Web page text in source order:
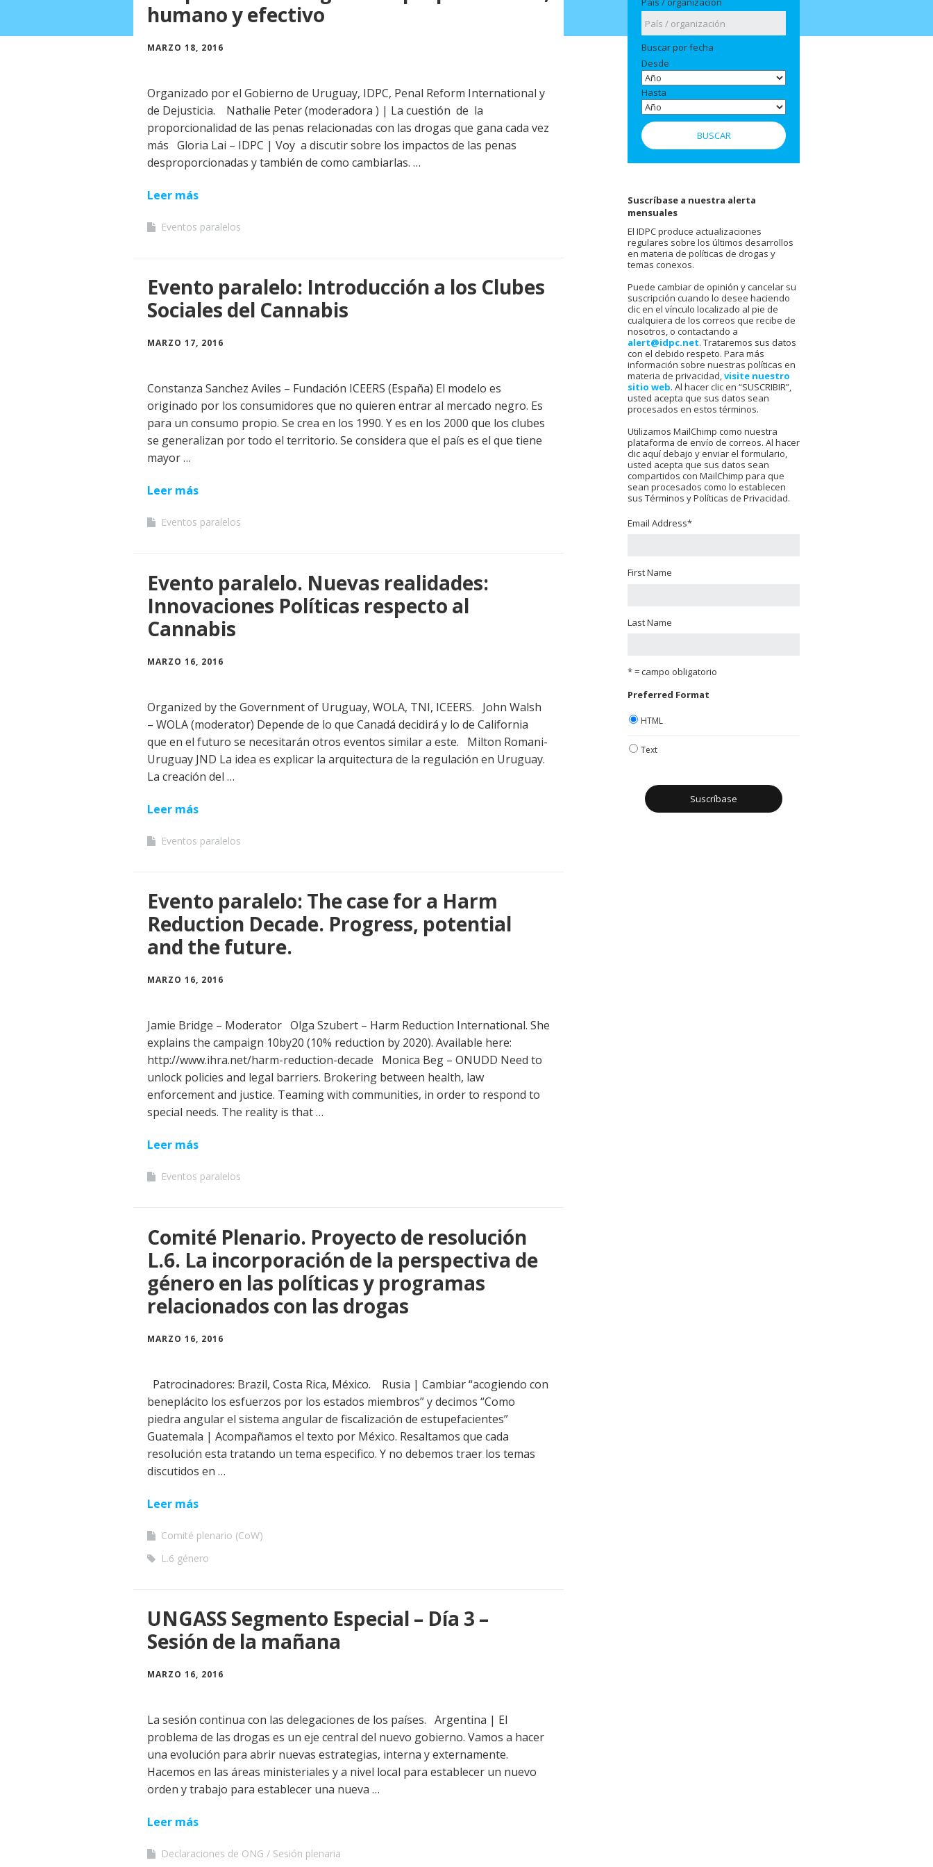
humano y efectivo
MARZO 18, 2016
Organizado por el Gobierno de Uruguay, IDPC, Penal Reform International y
de Dejusticia. Nathalie Peter (moderadora ) | La cuestión de la
proporcionalidad de las penas relacionadas con las drogas que gana cada vez
más Gloria Lai – IDPC | Voy a discutir sobre los impactos de las penas
desproporcionadas y también de como cambiarlas. …
Leer más
Eventos paralelos
Evento paralelo: Introducción a los Clubes
Sociales del Cannabis
MARZO 17, 2016
Constanza Sanchez Aviles – Fundación ICEERS (España) El modelo es
originado por los consumidores que no quieren entrar al mercado negro. Es
para un consumo propio. Se crea en los 1990. Y es en los 2000 que los clubes
se generalizan por todo el territorio. Se considera que el país es el que tiene
mayor …
Leer más
Eventos paralelos
Evento paralelo. Nuevas realidades:
Innovaciones Políticas respecto al
Cannabis
MARZO 16, 2016
Organized by the Government of Uruguay, WOLA, TNI, ICEERS. John Walsh
– WOLA (moderator) Depende de lo que Canadá decidirá y lo de California
que en el futuro se necesitarán otros eventos similar a este. Milton Romani-
Uruguay JND La idea es explicar la arquitectura de la regulación en Uruguay.
La creación del …
Leer más
Eventos paralelos
Evento paralelo: The case for a Harm
Reduction Decade. Progress, potential
and the future.
MARZO 16, 2016
Jamie Bridge – Moderator Olga Szubert – Harm Reduction International. She
explains the campaign 10by20 (10% reduction by 2020). Available here:
http://www.ihra.net/harm-reduction-decade Monica Beg – ONUDD Need to
unlock policies and legal barriers. Brokering between health, law
enforcement and justice. Teaming with communities, in order to respond to
special needs. The reality is that …
Leer más
Eventos paralelos
Comité Plenario. Proyecto de resolución
L.6. La incorporación de la perspectiva de
género en las políticas y programas
relacionados con las drogas
MARZO 16, 2016
Patrocinadores: Brazil, Costa Rica, México. Rusia | Cambiar “acogiendo con
beneplácito los esfuerzos por los estados miembros” y decimos “Como
piedra angular el sistema angular de fiscalización de estupefacientes”
Guatemala | Acompañamos el texto por México. Resaltamos que cada
resolución esta tratando un tema especifico. Y no debemos traer los temas
discutidos en …
Leer más
Comité plenario (CoW)
L.6 género
UNGASS Segmento Especial – Día 3 –
Sesión de la mañana
MARZO 16, 2016
La sesión continua con las delegaciones de los países. Argentina | El
problema de las drogas es un eje central del nuevo gobierno. Vamos a hacer
una evolución para abrir nuevas estrategias, interna y externamente.
Hacemos en las áreas ministeriales y a nivel local para establecer un nuevo
orden y trabajo para establecer una nueva …
Leer más
Declaraciones de ONG Sesión plenaria
Buscar por fecha
Desde
Hasta
Suscríbase a nuestra alerta
mensuales
El IDPC produce actualizaciones
regulares sobre los últimos desarrollos
en materia de políticas de drogas y
temas conexos.
Puede cambiar de opinión y cancelar su
suscripción cuando lo desee haciendo
clic en el vínculo localizado al pie de
cualquiera de los correos que recibe de
nosotros, o contactando a
alert@idpc.net. Trataremos sus datos
con el debido respeto. Para más
información sobre nuestras políticas en
materia de privacidad,visite nuestro
sitio web. Al hacer clic en “SUSCRIBIR”,
usted acepta que sus datos sean
procesados en estos términos.
Utilizamos MailChimp como nuestra
plataforma de envío de correos. Al hacer
clic aquí debajo y enviar el formulario,
usted acepta que sus datos sean
compartidos con MailChimp para que
sean procesados como lo establecen
sus Términos y Políticas de Privacidad.
Email Address*
First Name
Last Name
* = campo obligatorio
Preferred Format
HTML
Text